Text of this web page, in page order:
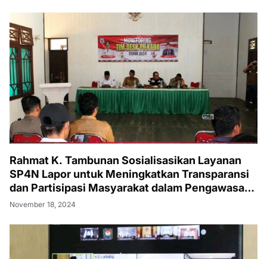
Rahmat K. Tambunan Sosialisasikan Layanan
SP4N Lapor untuk Meningkatkan Transparansi
dan Partisipasi Masyarakat dalam Pengawasan
Pemerintah
November 18, 2024